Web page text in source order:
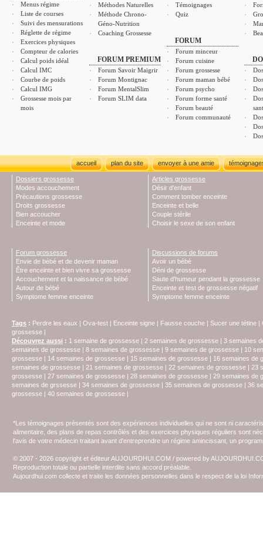
Menus régime
Liste de courses
Suivi des mensurations
Réglette de régime
Exercices physiques
Compteur de calories
Calcul poids idéal
Calcul IMC
Courbe de poids
Calcul IMG
Grossesse mois par
mois
Méthodes Naturelles
Méthode Chrono-
Géno-Nutrition
Coaching Grossesse
FORUM PREMIUM
Forum Savoir Maigrir
Forum Montignac
Forum MentalSlim
Forum SLIM data
Témoignages
Quiz
FORUM
Forum minceur
Forum cuisine
Forum grossesse
Forum maman bébé
Forum psycho
Forum forme santé
Forum beauté
Forum communauté
accueil plan du site envoyer à une amie
Dossiers grossesse
Modes accouchement
Précautions grossesse
Droits grossesse
Bien accoucher
Enceinte et mode
Articles grossesse
Désir d'enfant
Comment tomber enceinte
Enceinte et belle
Couple stérile
Choisir le sexe de son enfant
Forum grossesse
Envie de bébé et de devenir maman
Être enceinte et bien vivre sa grossesse
Accouchement et la naissance de bébé
Autour de bébé
Symptome femme enceinte
Discussions de forums
Avoir un bébé
Déni de grossesse
Saute d'humeur pendant la grossesse
Enceinte et test de grossesse négatif
Symptome femme enceinte
Tags : Perdre les eaux | Ova-test | Enceinte signe | Fausse couche | Sucer une tétine |
grossesse |
Découvrez aussi : 1 semaine de grossesse | 2 semaines de grossesse | 3 semaines
semaines de grossesse | 8 semaines de grossesse | 9 semaines de grossesse | 10
grossesse | 14 semaines de grossesse | 15 semaines de grossesse | 16 semaines de
semaines de grossesse | 21 semaines de grossesse | 22 semaines de grossesse | 23
grossesse | 27 semaines de grossesse | 28 semaines de grossesse | 29 semaines de
semaines de grssesse | 34 semaines de grossesse | 35 semaines de grossesse | 36
grossesse | 40 semaines de grossesse |
*Les témoignages présentés sont des expériences individuelles qui ne sont ni
alimentaire, des plans de repas contrôlés et des exercices physiques réguliers sont
l'avis de votre médecin traitant avant d'entreprendre un régime amincissant, un
© 2007 - 2026 copyright et éditeur AUJOURDHUI.COM / powered by
Reproduction totale ou partielle interdite sans accord préalable.
Aujourdhui.com collecte et traite les données personnelles dans le respect de la loi